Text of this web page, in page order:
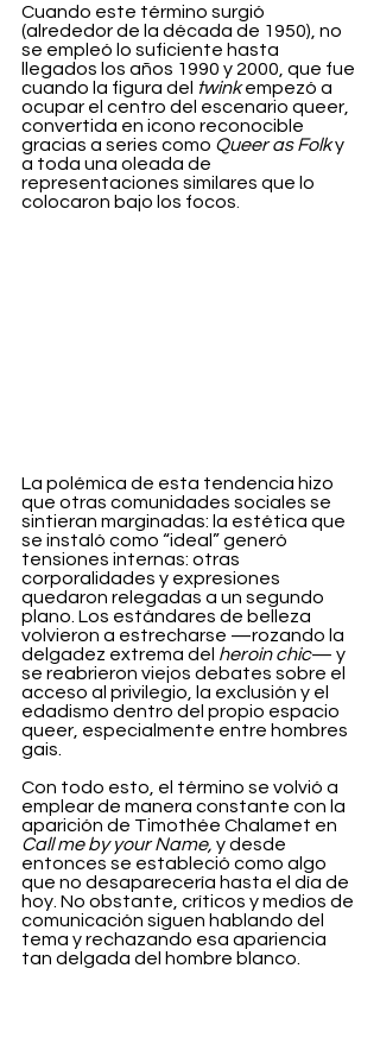
Cuando este término surgió
(alrededor de la década de 1950), no
se empleó lo suficiente hasta
llegados los años 1990 y 2000, que fue
cuando la figura del twink empezó a
ocupar el centro del escenario queer,
convertida en icono reconocible
gracias a series como Queer as Folk y
a toda una oleada de
representaciones similares que lo
colocaron bajo los focos
La polémica de esta tendencia hizo
que otras comunidades sociales se
sintieran marginadas: la estética que
se instaló como “ideal” generó
tensiones internas: otras
corporalidades y expresiones
quedaron relegadas a un segundo
plano. Los estándares de belleza
volvieron a estrecharse —rozando la
delgadez extrema del heroin chic— y
se reabrieron viejos debates sobre el
acceso al privilegio, la exclusión y el
edadismo dentro del propio espacio
queer, especialmente entre hombres
gais.
Con todo esto, el término se volvió a
emplear de manera constante con la
aparición de Timothée Chalamet en
Call me by your Name, y desde
entonces se estableció como algo
que no desaparecería hasta el día de
hoy. No obstante, críticos y medios de
comunicación siguen hablando del
tema y rechazando esa apariencia
tan delgada del hombre blanco.